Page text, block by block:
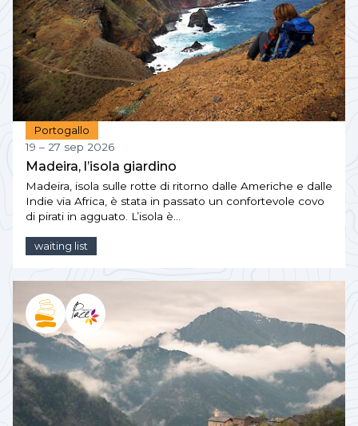
Portogallo
19 – 27 sep 2026
Madeira, l’isola giardino
Madeira, isola sulle rotte di ritorno dalle Americhe e dalle
Indie via Africa, è stata in passato un confortevole covo
di pirati in agguato. L’isola è…
waiting list